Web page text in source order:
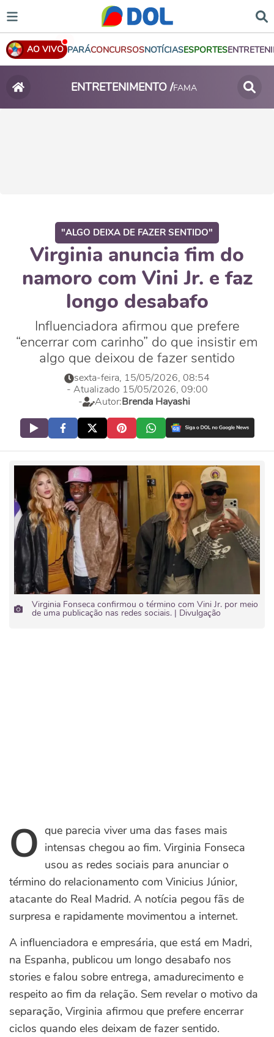
AO VIVO PARÁCONCURSOSNOTÍCIASESPORTES
ENTRETENIMENTO /FAMA
"ALGO DEIXA DE FAZER SENTIDO"
Virginia anuncia fim do
namoro com Vini Jr. e faz
longo desabafo
Influenciadora afirmou que prefere
“encerrar com carinho” do que insistir em
algo que deixou de fazer sentido
sexta-feira, 15/05/2026, 08:54
- Atualizado 15/05/2026, 09:00
-
Autor:Brenda Hayashi
Virginia Fonseca confirmou o término com Vini Jr. por meio
de uma publicação nas redes sociais. | Divulgação
Oque parecia viver uma das fases mais
intensas chegou ao fim. Virginia Fonseca
usou as redes sociais para anunciar o
término do relacionamento com Vinicius Júnior,
atacante do Real Madrid. A notícia pegou fãs de
surpresa e rapidamente movimentou a internet.
A influenciadora e empresária, que está em Madri,
na Espanha, publicou um longo desabafo nos
stories e falou sobre entrega, amadurecimento e
respeito ao fim da relação. Sem revelar o motivo da
separação, Virginia afirmou que prefere encerrar
ciclos quando eles deixam de fazer sentido.